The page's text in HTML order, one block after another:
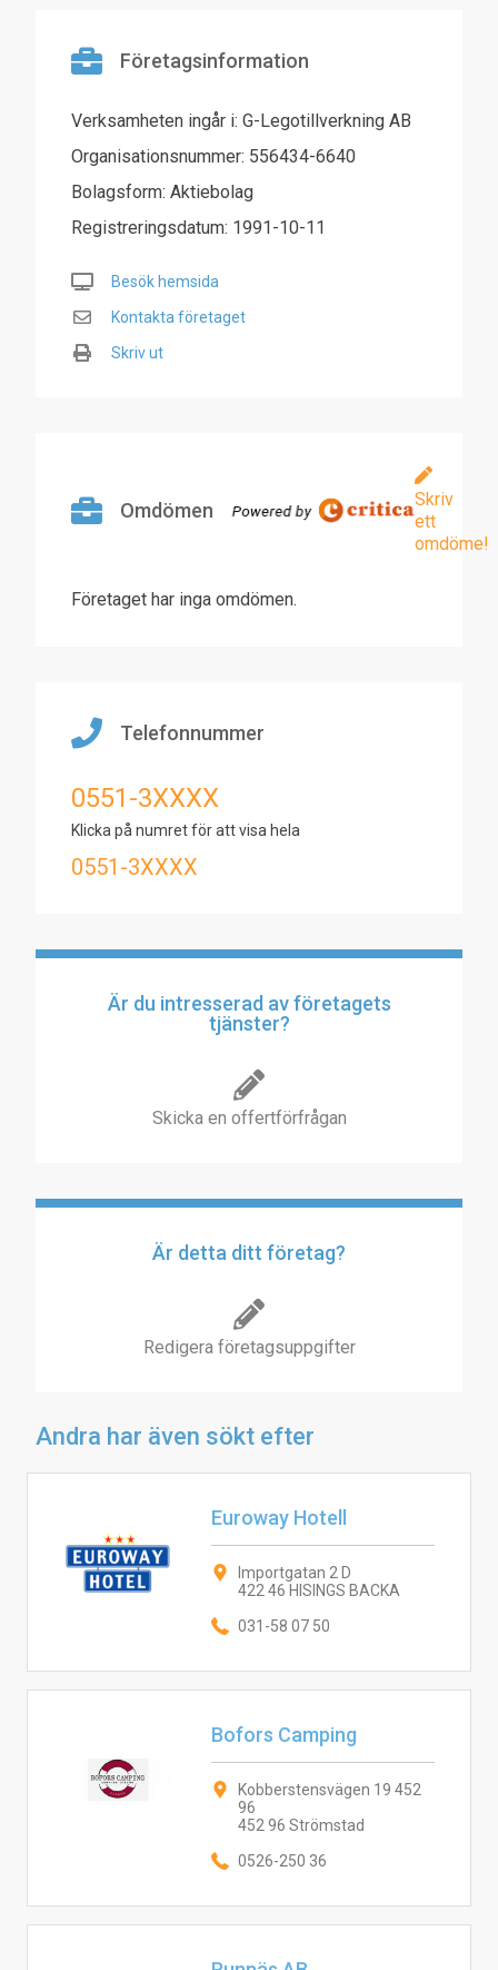
Företagsinformation
Verksamheten ingår i: G-Legotillverkning AB
Organisationsnummer: 556434-6640
Bolagsform: Aktiebolag
Registreringsdatum: 1991-10-11
Besök hemsida
Kontakta företaget
Skriv ut
Omdömen
Skriv
ett
omdöme!
Företaget har inga omdömen.
Telefonnummer
0551-3XXXX
Klicka på numret för att visa hela
0551-3XXXX
Är du intresserad av företagets
tjänster?
Skicka en offertförfrågan
Är detta ditt företag?
Redigera företagsuppgifter
Andra har även sökt efter
Euroway Hotell
Importgatan 2 D
422 46 HISINGS BACKA
031-58 07 50
Bofors Camping
Kobberstensvägen 19 452
96
452 96 Strömstad
0526-250 36